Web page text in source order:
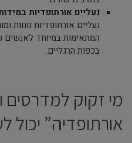
נעליים אורתופדיות
נעליים אורתופדיות נוחות
המתאימות במיוחד לאנשים
בכפות הרגליים.
מי זקוק למדרסים
אורתופדיה” יכול